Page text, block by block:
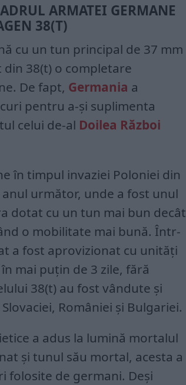
ARMATEI GERMANE
38(T)
cu un tun principal de 37 mm
38(t) o completare
De fapt, Germania a
pentru a-și suplimenta
celui de-al Doilea Război
în timpul invaziei Poloniei din
următor, unde a fost unul
dotat cu un tun mai bun decât
o mobilitate mai bună. Într-
a fost aprovizionat cu unități
mai puțin de 3 zile, fără
38(t) au fost vândute și
României și Bulgariei.
a adus la lumină mortalul
și tunul său mortal, acesta a
folosite de germani. Deși